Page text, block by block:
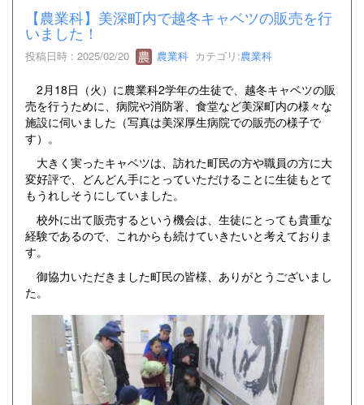
【農業科】美深町内で越冬キャベツの販売を行
いました！
投稿日時 : 2025/02/20 農業科 カテゴリ:農業科
2月18日（火）に農業科2学年の生徒で、越冬キャベツの販
売を行うために、病院や消防署、食堂など美深町内の様々な
施設に伺いました（写真は美深厚生病院での販売の様子で
す）。
大きく実ったキャベツは、訪れた町民の方や職員の方に大
変好評で、どんどん手にとっていただけることに生徒もとて
もうれしそうにしていました。
校外に出て販売するという機会は、生徒にとっても貴重な
経験であるので、これからも続けていきたいと考えておりま
す。
御協力いただきました町民の皆様、ありがとうございまし
た。